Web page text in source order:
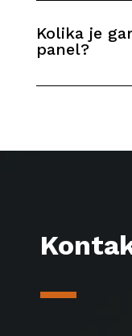
Kolika je
panel?